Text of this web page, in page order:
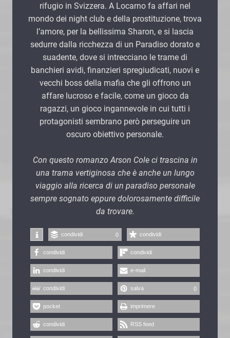
rifugio in Svizzera. A Locarno fa affari nel
mondo dei night club e della prostituzione, trova
l’amore, per la bellissima Sharon, e si lascia
sedurre dalla ricchezza di un Paradiso dorato e
suadente, dove si intrecciano le trame di
banchieri avidi, finanzieri spregiudicati, nuovi e
vecchi boss della mafia che gli offrono un
affare lucroso e facile, come un gioco da
ragazzi, un gioco ingannevole in cui tutti i
protagonisti sembrano però perseguire un
oscuro obiettivo personale.
Con questo romanzo Arson Cole ci trascina in
una trama vertiginosa che è anche un lungo
viaggio alla ricerca di un paradiso personale
sempre sognato eppure dolorosamente difficile
da trovare.
condividi 0 condividi
condividi condividi
condividi e-mail
condividi salva 0
pocket imprimere
condividi RSS feed